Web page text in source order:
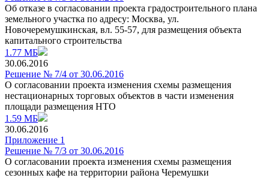
Об отказе в согласовании проекта градостроительного плана
земельного участка по адресу: Москва, ул.
Новочеремушкинская, вл. 55-57, для размещения объекта
капитального строительства
1.77 МБ
30.06.2016
Решение № 7/4 от 30.06.2016
О согласовании проекта изменения схемы размещения
нестационарных торговых объектов в части изменения
площади размещения НТО
1.59 МБ
30.06.2016
Приложение 1
Решение № 7/3 от 30.06.2016
О согласовании проекта изменения схемы размещения
сезонных кафе на территории района Черемушки